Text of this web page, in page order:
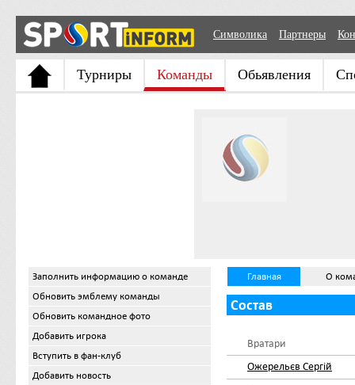
Символика Партнеры
Турниры Команды Обьявления
Заполнить информацию о команде
Обновить эмблему команды
Обновить командное фото
Добавить игрока
Вступить в фан-клуб
Добавить новость
Главная О
Состав
Вратари
Ожерельєв Сергій